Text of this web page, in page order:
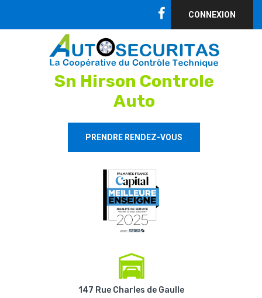
CONNEXION
Sn Hirson Controle
Auto
PRENDRE RENDEZ-VOUS
147 Rue Charles de Gaulle